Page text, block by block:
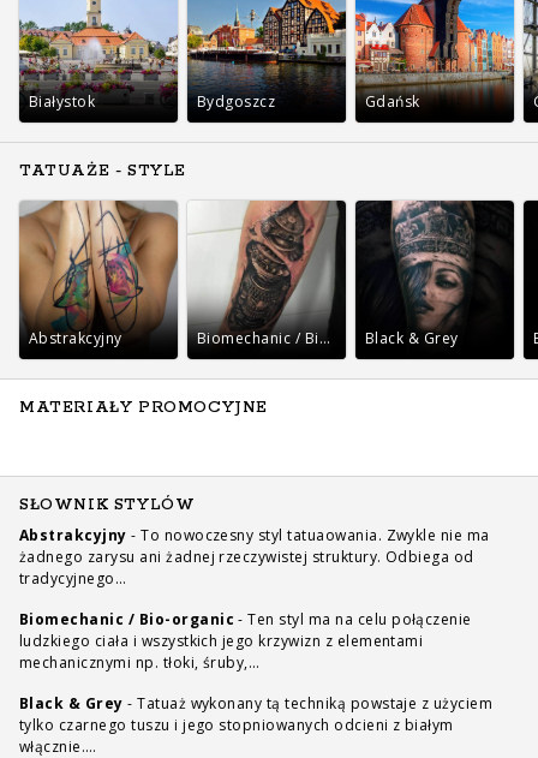
Białystok Bydgoszcz Gdańsk
TATUAŻE - STYLE
Abstrakcyjny Biomechanic / Bio-organic Black & Grey
MATERIAŁY PROMOCYJNE
SŁOWNIK STYLÓW
Abstrakcyjny - To nowoczesny styl tatuaowania. Zwykle nie ma
żadnego zarysu ani żadnej rzeczywistej struktury. Odbiega od
tradycyjnego…
Biomechanic / Bio-organic - Ten styl ma na celu połączenie
ludzkiego ciała i wszystkich jego krzywizn z elementami
mechanicznymi np. tłoki, śruby,…
Black & Grey - Tatuaż wykonany tą techniką powstaje z użyciem
tylko czarnego tuszu i jego stopniowanych odcieni z białym
włącznie.…